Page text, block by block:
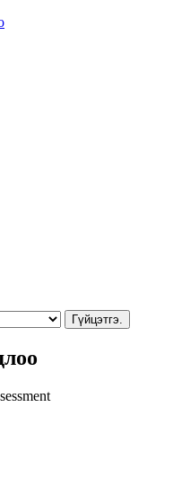
Гүйцэтгэ.